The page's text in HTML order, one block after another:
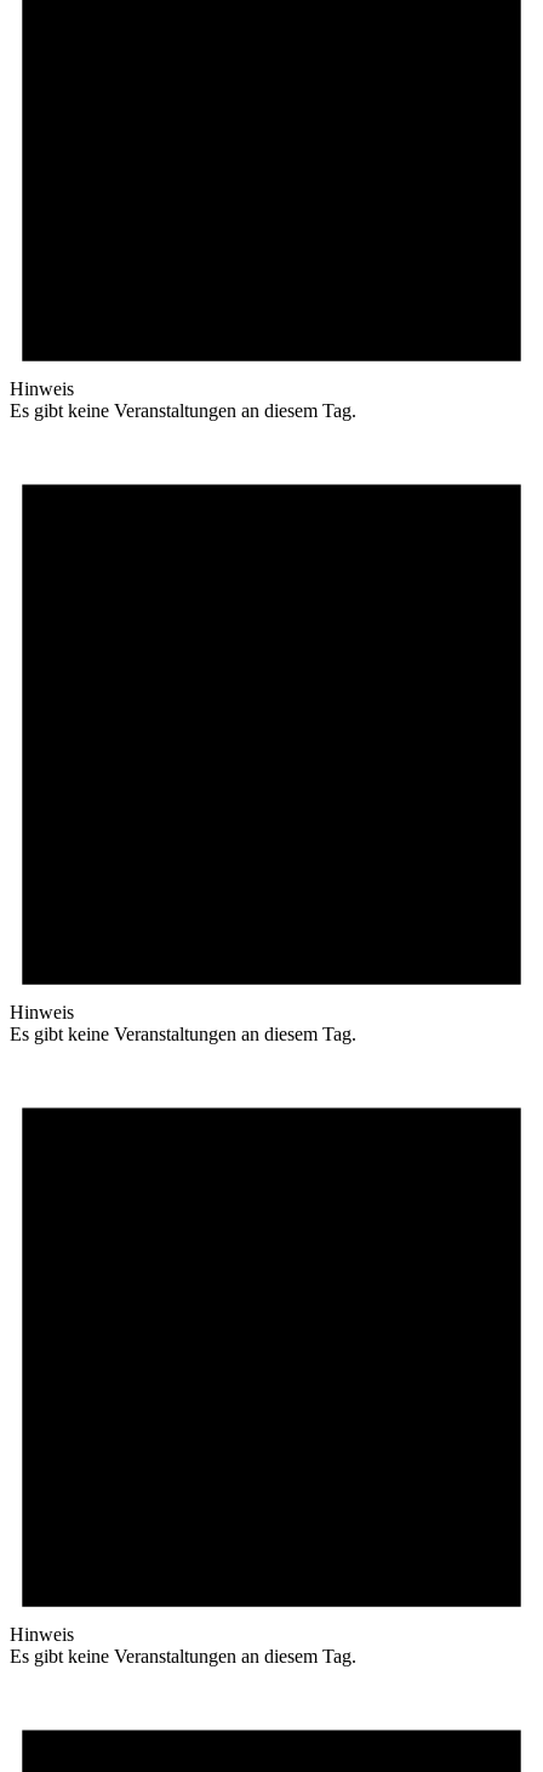
Hinweis
Es gibt keine Veranstaltungen an diesem Tag.
Hinweis
Es gibt keine Veranstaltungen an diesem Tag.
Hinweis
Es gibt keine Veranstaltungen an diesem Tag.